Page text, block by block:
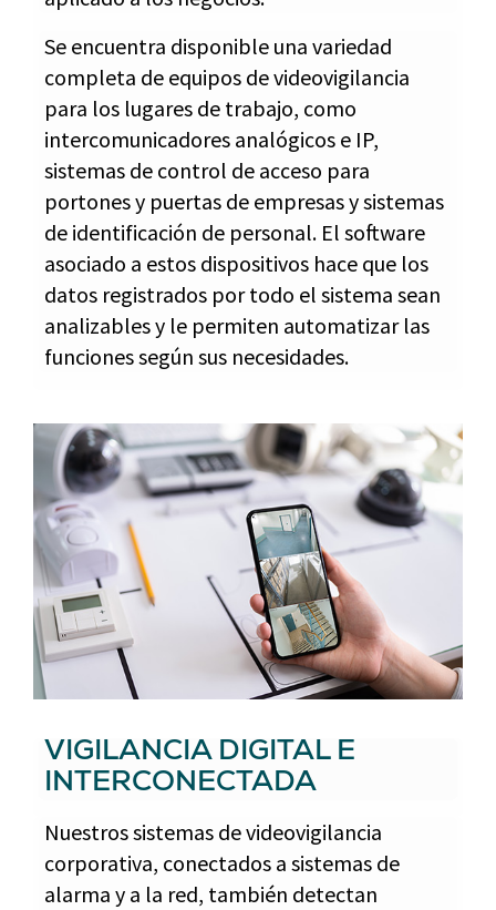
Se encuentra disponible una variedad
completa de equipos de videovigilancia
para los lugares de trabajo, como
intercomunicadores analógicos e IP,
sistemas de control de acceso para
portones y puertas de empresas y sistemas
de identificación de personal. El software
asociado a estos dispositivos hace que los
datos registrados por todo el sistema sean
analizables y le permiten automatizar las
funciones según sus necesidades.
VIGILANCIA DIGITAL E
INTERCONECTADA
Nuestros sistemas de videovigilancia
corporativa, conectados a sistemas de
alarma y a la red, también detectan